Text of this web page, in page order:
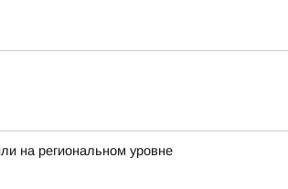
на региональном уровне